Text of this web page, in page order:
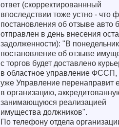
ответ (скорректированнный
впоследствии тоже устно - что
постановления об отзыве авто
отправлен в день внесения
задолженности): "В понедельник
постановление об отзыве
с торгов будет доставлено
в областное управление ФССП,
уже Управление перенаправит
в организацию,
занимающуюся реализацией
имущества должников".
По телефону отдела